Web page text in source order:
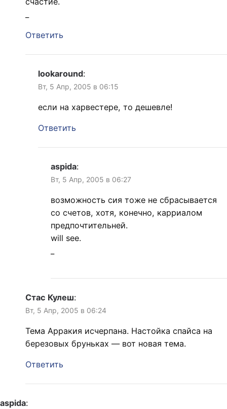
Ответить
lookaround:
Вт, 5 Апр, 2005 в 06:15
если на харвестере, то дешевле!
Ответить
aspida:
Вт, 5 Апр, 2005 в 06:27
возможность сия тоже не сбрасывается
со счетов, хотя, конечно, карриалом
предпочтительней.
will see.
Стас Кулеш:
Вт, 5 Апр, 2005 в 06:24
Тема Арракия исчерпана. Настойка спайса на
березовых бруньках — вот новая тема.
Ответить
aspida: